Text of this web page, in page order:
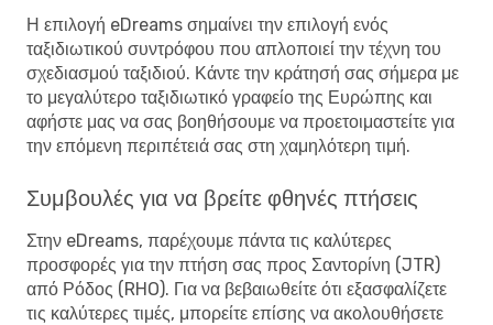
Η επιλογή eDreams σημαίνει την επιλογή ενός
ταξιδιωτικού συντρόφου που απλοποιεί την τέχνη του
σχεδιασμού ταξιδιού. Κάντε την κράτησή σας σήμερα με
το μεγαλύτερο ταξιδιωτικό γραφείο της Ευρώπης και
αφήστε μας να σας βοηθήσουμε να προετοιμαστείτε για
την επόμενη περιπέτειά σας στη χαμηλότερη τιμή.
Συμβουλές για να βρείτε φθηνές πτήσεις
Στην eDreams, παρέχουμε πάντα τις καλύτερες
προσφορές για την πτήση σας προς Σαντορίνη (JTR)
από Ρόδος (RHO). Για να βεβαιωθείτε ότι εξασφαλίζετε
τις καλύτερες τιμές, μπορείτε επίσης να ακολουθήσετε